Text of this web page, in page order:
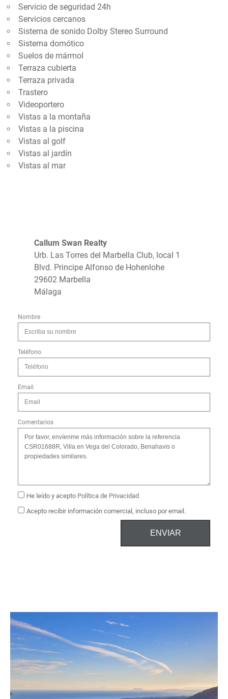
Servicio de seguridad 24h
Servicios cercanos
Sistema de sonido Dolby Stereo Surround
Sistema domótico
Suelos de mármol
Terraza cubierta
Terraza privada
Trastero
Videoportero
Vistas a la montaña
Vistas a la piscina
Vistas al golf
Vistas al jardín
Vistas al mar
Callum Swan Realty
Urb. Las Torres del Marbella Club, local 1
Blvd. Principe Alfonso de Hohenlohe
29602 Marbella
Málaga
Nombre
Teléfono
Email
Comentarios
He leído y acepto Política de Privacidad
Acepto recibir información comercial, incluso por email.
ENVIAR